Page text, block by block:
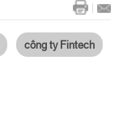
công ty Fintech